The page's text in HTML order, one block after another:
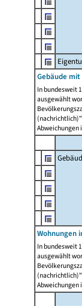
Gebäude
In bundesweit
ausgewählt
Abweichungen
Wohnungen
In bundesweit
ausgewählt
Abweichungen